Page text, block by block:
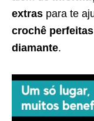
extras para te
crochê perfeitas
diamante.